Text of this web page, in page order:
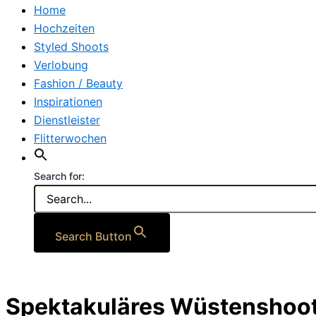
Home
Hochzeiten
Styled Shoots
Verlobung
Fashion / Beauty
Inspirationen
Dienstleister
Flitterwochen
Search for:
Search Button
Spektakuläres